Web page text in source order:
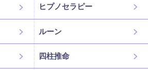
ヒプノセラピー
ルーン
四柱推命